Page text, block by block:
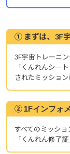
① まずは、3F
3F宇宙トレーニ
「くんれんシー
されたミッション
② 1Fインフォ
すべてのミッシ
「くんれん修了